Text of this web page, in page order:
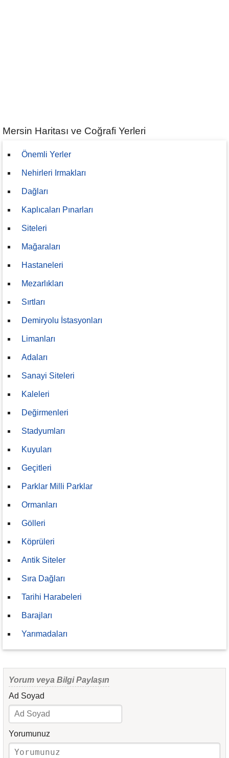
Mersin Haritası ve Coğrafi Yerleri
Önemli Yerler
Nehirleri Irmakları
Dağları
Kaplıcaları Pınarları
Siteleri
Mağaraları
Hastaneleri
Mezarlıkları
Sırtları
Demiryolu İstasyonları
Limanları
Adaları
Sanayi Siteleri
Kaleleri
Değirmenleri
Stadyumları
Kuyuları
Geçitleri
Parklar Milli Parklar
Ormanları
Gölleri
Köprüleri
Antik Siteler
Sıra Dağları
Tarihi Harabeleri
Barajları
Yarımadaları
Yorum veya Bilgi Paylaşın
Ad Soyad
Yorumunuz